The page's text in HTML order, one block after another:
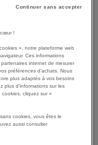
€ TTC
VOIR
Continuer sans accepter
cœur !
», notre plateforme web
Ces informations
internet de mesurer
préférences d'achats. Nous
plus adaptés à vos besoins
plus d'informations sur les
cliquez sur «
cookies, vous êtes le
aussi consulter